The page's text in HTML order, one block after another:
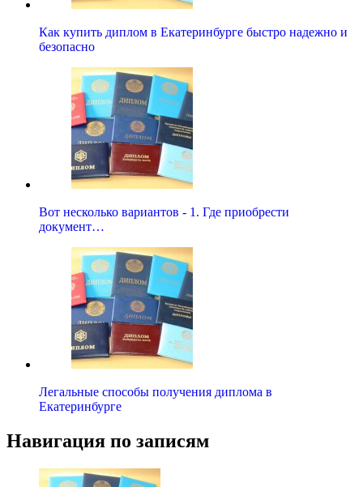
Как купить диплом в Екатеринбурге быстро надежно и
безопасно
Вот несколько вариантов - 1. Где приобрести
документ…
Легальные способы получения диплома в
Екатеринбурге
Навигация по записям